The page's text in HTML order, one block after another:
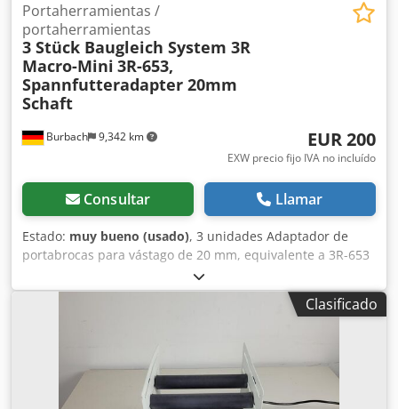
Burbach 9,342 km
Portaherramientas /
portaherramientas
3 Stück Baugleich System 3R
Macro-Mini 3R-653,
Spannfutteradapter 20mm
Schaft
EUR 200
EXW precio fijo IVA no incluído
Consultar Llamar
Estado: muy bueno (usado), 3 unidades Adaptador de
portabrocas para vástago de 20 mm, equivalente a 3R-653
Csdpfx Ajw E Hicobijrf Adaptador mini portabrocas 3R-653
para vástagos de 20 mm Incluye barra de tracción
Equivalente a: Adaptador manual de portabrocas, Macro-
Clasificado